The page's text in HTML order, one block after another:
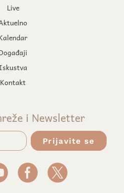
Live
Iskustva
Kontakt
i Newsletter